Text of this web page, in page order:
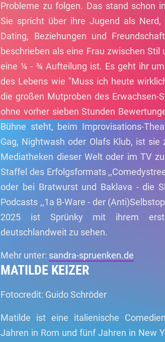
Probleme zu folgen. Das stand schon
Sie spricht über ihre Jugend als Nerd,
Dating, Beziehungen und
beschrieben als eine Frau zwischen
eine ¼ - ¾ Aufteilung ist. Es geht ihr
des Lebens wie "Muss ich heute
die großen Mutproben des
ohne vorher sieben Stunden
Bühne steht, beim Improvisations-
Gag, Nightwash oder Olafs Klub, ist
Mediatheken dieser Welt oder im TV
Staffel des Erfolgsformats
oder bei Bratwurst und Baklava - die
Podcasts ,,1a B-Ware - der
2025 ist Sprünky mit ihrem
deutschlandweit zu sehen.
Mehr unter: sandra-spruenken.de
MATILDE KEIZER
Fotocredit: Guido Schröder
Matilde ist eine italienische
Jahren in Rom und fünf Jahren in New